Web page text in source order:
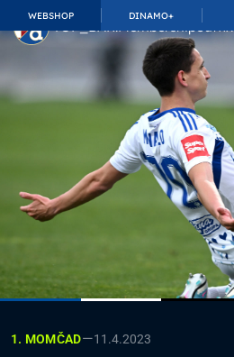
WEBSHOP DINAMO+
TOP_BAR.MembershipSuffix
1. MOMČAD—11.4.2023